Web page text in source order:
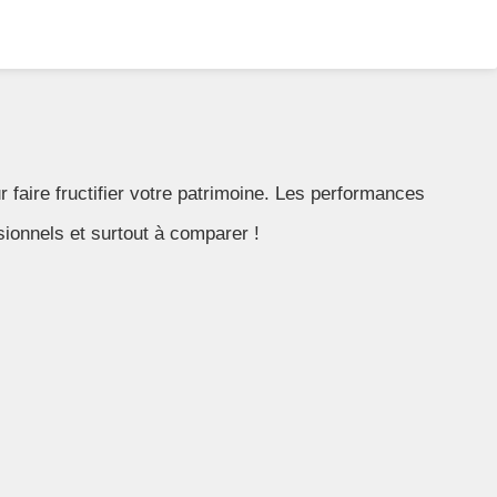
faire fructifier votre patrimoine. Les performances
et surtout à comparer !